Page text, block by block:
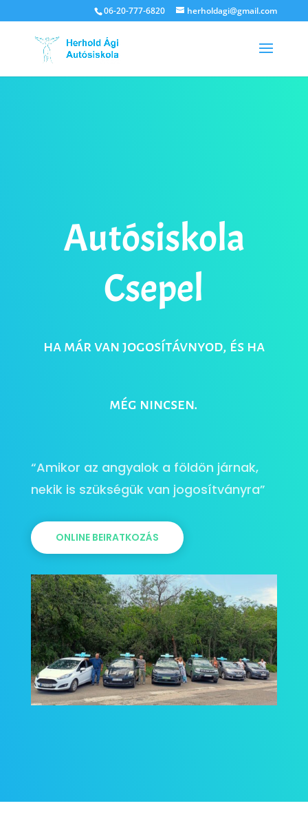
06-20-777-6820 herholdagi@gmail.com
Autósiskola
Csepel
ha már van jogosítávnyod, és ha
még nincsen.
“Amikor az angyalok a földön járnak,
nekik is szükségük van jogosítványra”
ONLINE BEIRATKOZÁS